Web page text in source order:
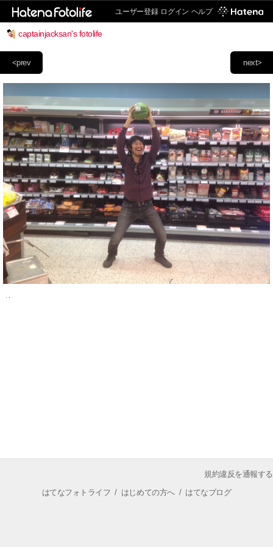
ユーザー登録 ログイン ヘルプ
captainjacksan's fotolife
next>
<prev
規約違反を通報する
はてなフォトライフ / はじめての方へ/ はてなブログ